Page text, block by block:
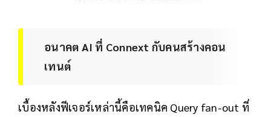
อนาคต AI ที่ Connext กับคนสร้างคอน
เทนต์
เบื้องหลังฟีเจอร์เหล่านี้คือเทคนิค Query fan-out ที่